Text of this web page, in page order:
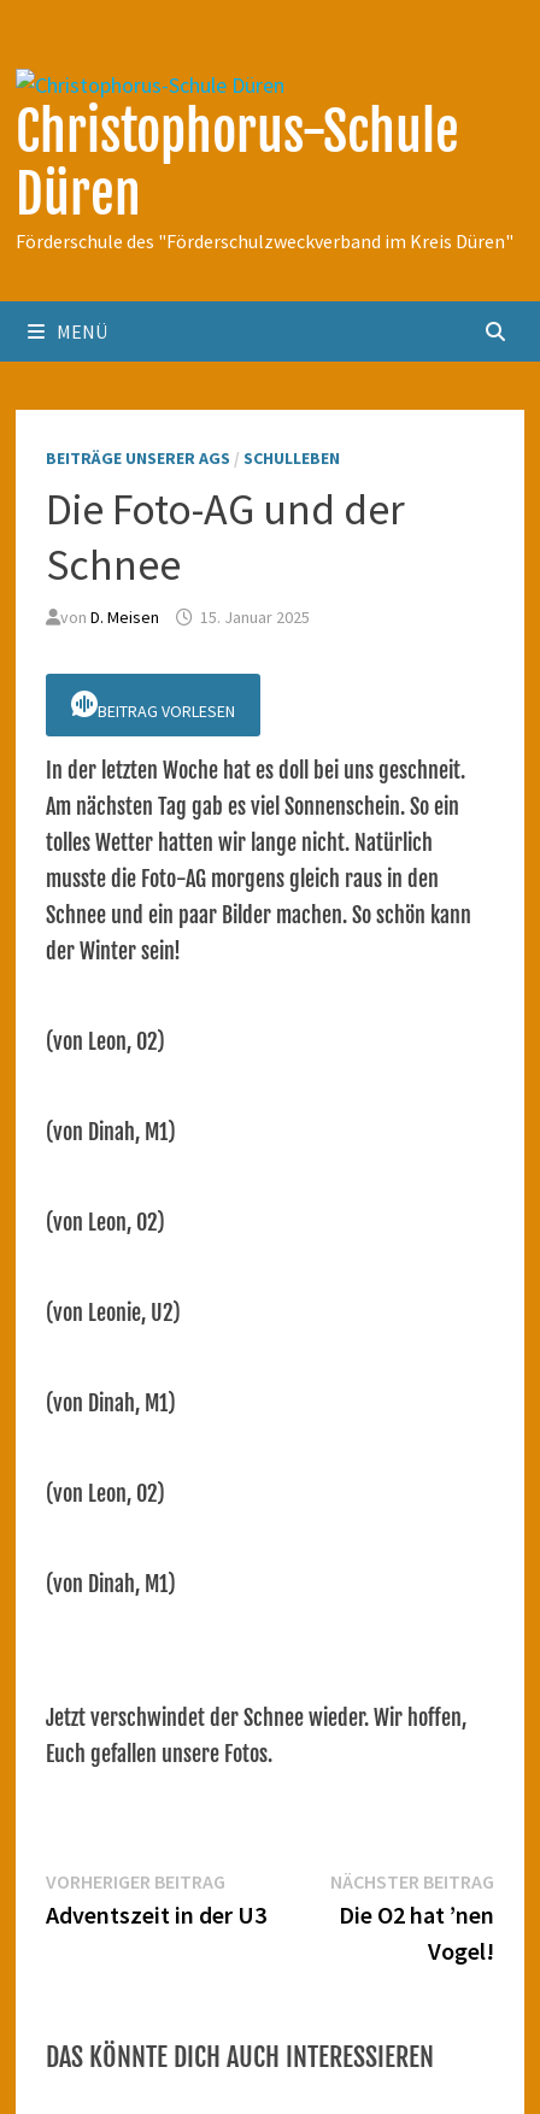
springen
Christophorus-Schule
Düren
Förderschule des "Förderschulzweckverband im Kreis Düren"
MENÜ
BEITRÄGE UNSERER AGS / SCHULLEBEN
Die Foto-AG und der
Schnee
von D. Meisen 15. Januar 2025
BEITRAG VORLESEN
In der letzten Woche hat es doll bei uns geschneit.
Am nächsten Tag gab es viel Sonnenschein. So ein
tolles Wetter hatten wir lange nicht. Natürlich
musste die Foto-AG morgens gleich raus in den
Schnee und ein paar Bilder machen. So schön kann
der Winter sein!
(von Leon, O2)
(von Dinah, M1)
(von Leon, O2)
(von Leonie, U2)
(von Dinah, M1)
(von Leon, O2)
(von Dinah, M1)
Jetzt verschwindet der Schnee wieder. Wir hoffen,
Euch gefallen unsere Fotos.
Beitragsnavigation
VORHERIGER BEITRAGVorheriger
Beitrag:
Adventszeit in der U3
NÄCHSTER BEITRAG
Die O2 hat ’nen
Vogel!
DAS KÖNNTE DICH AUCH INTERESSIEREN